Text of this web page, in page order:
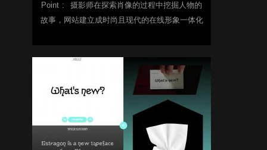
Point :
摄影师在探索肖像的过程中挖掘人物的
故事，网站建立成时尚且现代的在线形象一体化